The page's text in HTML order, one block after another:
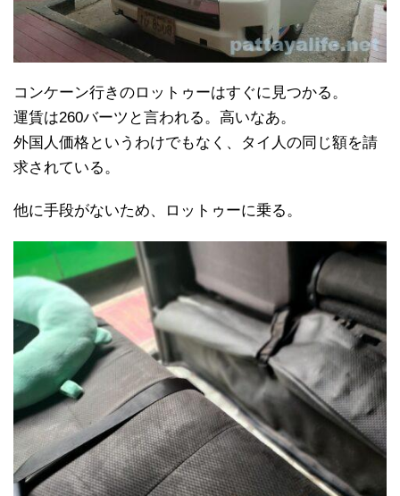
コンケーン行きのロットゥーはすぐに見つかる。
運賃は260バーツと言われる。高いなあ。
外国人価格というわけでもなく、タイ人の同じ額を請
求されている。
他に手段がないため、ロットゥーに乗る。